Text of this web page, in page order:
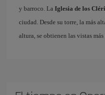
y barroco. La Iglesia de los
ciudad. Desde su torre, la más
altura, se obtienen las vistas